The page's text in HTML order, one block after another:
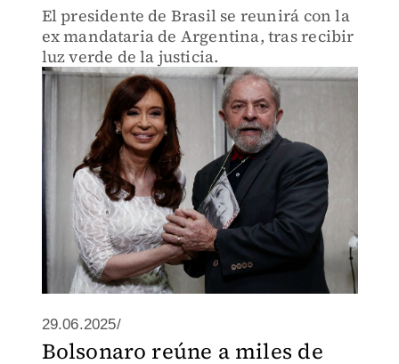
El presidente de Brasil se reunirá con la
ex mandataria de Argentina, tras recibir
luz verde de la justicia.
29.06.2025/
Bolsonaro reúne a miles de